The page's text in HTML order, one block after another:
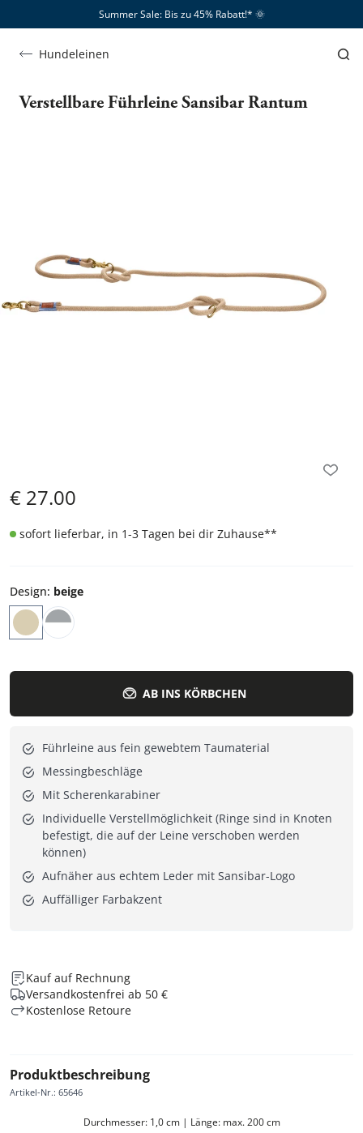
Summer Sale: Bis zu 45% Rabatt!*​ 🌞
Hundeleinen
Verstellbare Führleine Sansibar Rantum
€ 27.00
sofort lieferbar, in 1-3 Tagen bei dir Zuhause**
Design: beige
AB INS KÖRBCHEN
Führleine aus fein gewebtem Taumaterial
Messingbeschläge
Mit Scherenkarabiner
Individuelle Verstellmöglichkeit (Ringe sind in Knoten
befestigt, die auf der Leine verschoben werden
können)
Aufnäher aus echtem Leder mit Sansibar-Logo
Auffälliger Farbakzent
Kauf auf Rechnung
Versandkostenfrei ab 50 €
Kostenlose Retoure
Produktbeschreibung
Artikel-Nr.: 65646
Durchmesser: 1,0 cm | Länge: max. 200 cm